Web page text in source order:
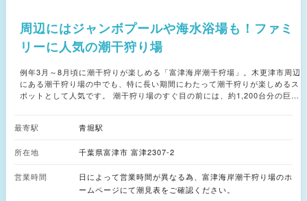
周辺にはジャンボプールや海水浴場も！ファミ
リーに人気の潮干狩り場
例年3月～8月頃に潮干狩りが楽しめる「富津海岸潮干狩場」。木更津市周辺
にある潮干狩り場の中でも、特に長い期間にわたって潮干狩りが楽しめるス
ポットとして人気です。 潮干狩り場のすぐ目の前には、約1,200台分の巨大
園」のほか、海水浴場やテニスコートなども点在。夏場に行きたい家族のお
グリ 【設備情報】 トイレあり、シャワーあり、レンタル用品あり（団体の
最寄駅 青堀駅
所在地 千葉県富津市 富津2307-2
営業時間
日によって営業時間が異なる為、富津海岸潮干狩り場のホ
ームページにて潮見表をご確認ください。